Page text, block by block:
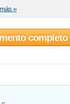
»
completo